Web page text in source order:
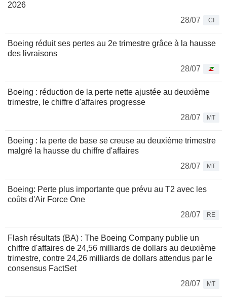
2026
28/07
CI
Boeing réduit ses pertes au 2e trimestre grâce à la hausse
des livraisons
28/07
Boeing : réduction de la perte nette ajustée au deuxième
trimestre, le chiffre d'affaires progresse
28/07
MT
Boeing : la perte de base se creuse au deuxième trimestre
malgré la hausse du chiffre d'affaires
28/07
MT
Boeing: Perte plus importante que prévu au T2 avec les
coûts d'Air Force One
28/07
RE
Flash résultats (BA) : The Boeing Company publie un
chiffre d'affaires de 24,56 milliards de dollars au deuxième
trimestre, contre 24,26 milliards de dollars attendus par le
consensus FactSet
28/07
MT